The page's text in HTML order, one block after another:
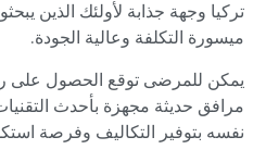
تركيا وجهة جذابة لأولئك الذين
ميسورة التكلفة وعالية الجودة.
يمكن للمرضى توقع الحصول على
مرافق حديثة مجهزة بأحدث
نفسه بتوفير التكاليف وفرصة